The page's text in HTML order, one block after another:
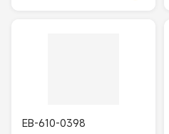
EB-610-0398